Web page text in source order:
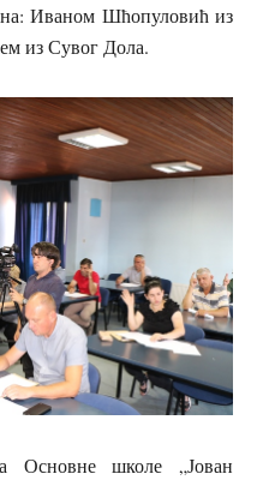
Иваном Шћопуловић из
из Сувог Дола.
Основне школе „Јован